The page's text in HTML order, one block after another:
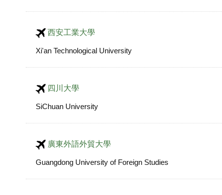
西安工業大學
Xi'an Technological University
四川大學
SiChuan University
廣東外語外貿大學
Guangdong University of Foreign Studies